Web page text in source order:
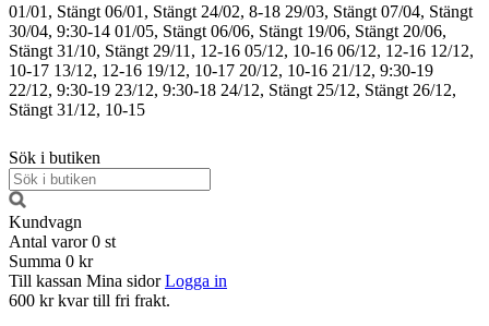
01/01, Stängt 06/01, Stängt 24/02, 8-18 29/03, Stängt 07/04, Stängt
30/04, 9:30-14 01/05, Stängt 06/06, Stängt 19/06, Stängt 20/06,
Stängt 31/10, Stängt 29/11, 12-16 05/12, 10-16 06/12, 12-16 12/12,
10-17 13/12, 12-16 19/12, 10-17 20/12, 10-16 21/12, 9:30-19
22/12, 9:30-19 23/12, 9:30-18 24/12, Stängt 25/12, Stängt 26/12,
Stängt 31/12, 10-15
Sök i butiken
Kundvagn
Antal varor 0 st
Summa 0 kr
Till kassan Mina sidor Logga in
600 kr kvar till fri frakt.